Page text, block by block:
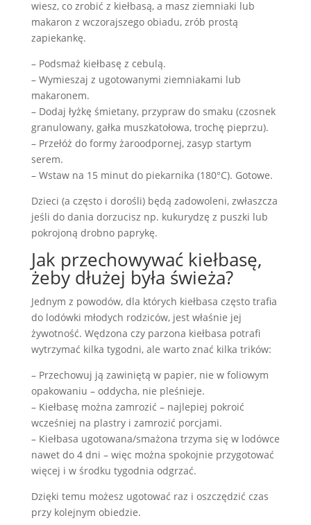
wiesz, co zrobić z kiełbasą, a masz ziemniaki lub
makaron z wczorajszego obiadu, zrób prostą
zapiekankę.
– Podsmaż kiełbasę z cebulą.
– Wymieszaj z ugotowanymi ziemniakami lub
makaronem.
– Dodaj łyżkę śmietany, przypraw do smaku (czosnek
granulowany, gałka muszkatołowa, trochę pieprzu).
– Przełóż do formy żaroodpornej, zasyp startym
serem.
– Wstaw na 15 minut do piekarnika (180°C). Gotowe.
Dzieci (a często i dorośli) będą zadowoleni, zwłaszcza
jeśli do dania dorzucisz np. kukurydzę z puszki lub
pokrojoną drobno paprykę.
Jak przechowywać kiełbasę,
żeby dłużej była świeża?
Jednym z powodów, dla których kiełbasa często trafia
do lodówki młodych rodziców, jest właśnie jej
żywotność. Wędzona czy parzona kiełbasa potrafi
wytrzymać kilka tygodni, ale warto znać kilka trików:
– Przechowuj ją zawiniętą w papier, nie w foliowym
opakowaniu – oddycha, nie pleśnieje.
– Kiełbasę można zamrozić – najlepiej pokroić
wcześniej na plastry i zamrozić porcjami.
– Kiełbasa ugotowana/smażona trzyma się w lodówce
nawet do 4 dni – więc można spokojnie przygotować
więcej i w środku tygodnia odgrzać.
Dzięki temu możesz ugotować raz i oszczędzić czas
przy kolejnym obiedzie.